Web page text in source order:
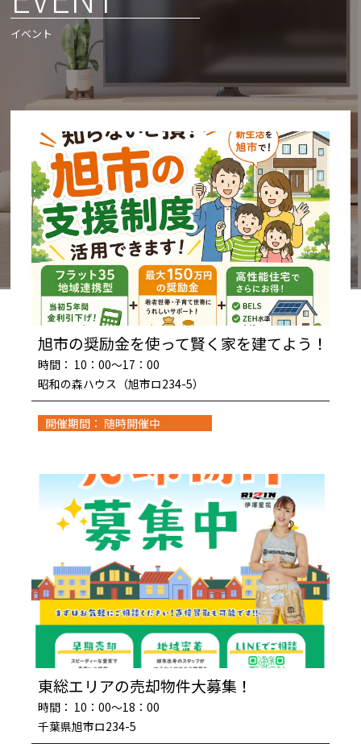
イベント
旭市の奨励金を使って賢く家を建てよう！
時間： 10：00～17：00
昭和の森ハウス（旭市ロ234-5）
開催期間： 随時開催中
東総エリアの売却物件大募集！
時間： 10：00～18：00
千葉県旭市ロ234-5